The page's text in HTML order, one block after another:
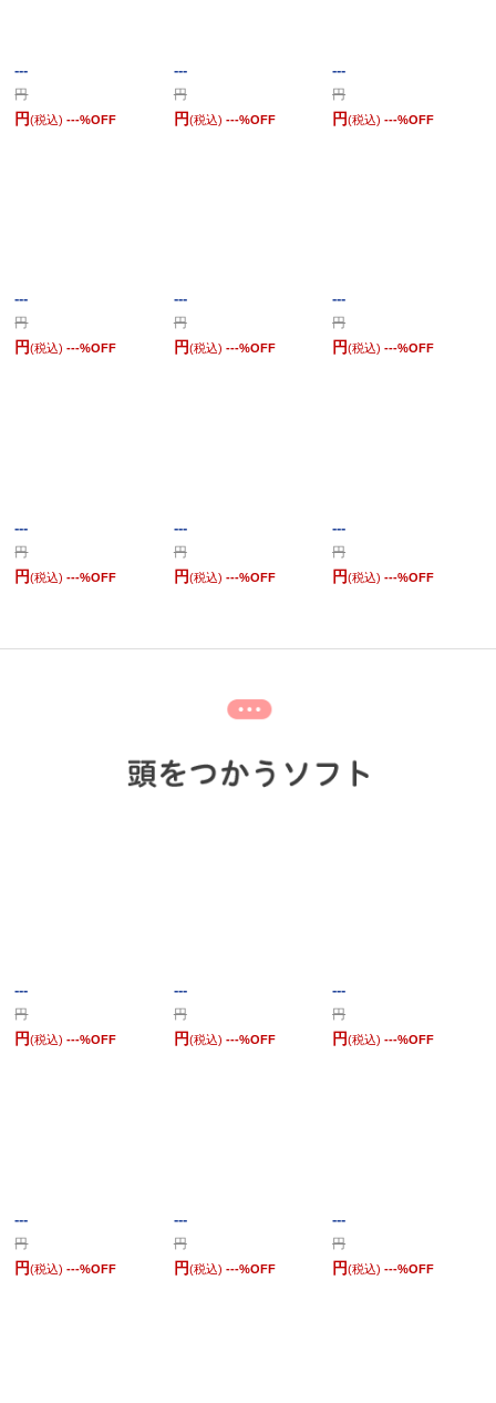
---
円
円(税込) ---%OFF
---
円
円(税込) ---%OFF
---
円
円(税込) ---%OFF
---
円
円(税込) ---%OFF
---
円
円(税込) ---%OFF
---
円
円(税込) ---%OFF
---
円
円(税込) ---%OFF
---
円
円(税込) ---%OFF
---
円
円(税込) ---%OFF
---
円
円(税込) ---%OFF
---
円
円(税込) ---%OFF
---
円
円(税込) ---%OFF
---
円
円(税込) ---%OFF
---
円
円(税込) ---%OFF
---
円
円(税込) ---%OFF